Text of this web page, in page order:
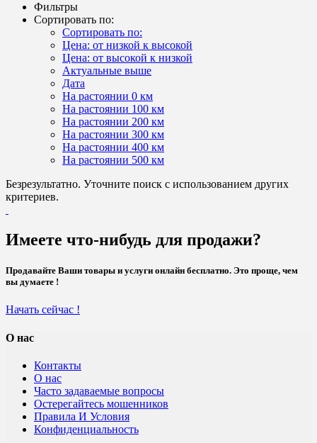
Фильтры
Сортировать по:
Сортировать по:
Цена: от низкой к высокой
Цена: от высокой к низкой
Актуальные выше
Дата
На растоянии 0 км
На растоянии 100 км
На растоянии 200 км
На растоянии 300 км
На растоянии 400 км
На растоянии 500 км
Безрезультатно. Уточните поиск с использованием других
критериев.
Имеете что-нибудь для продажи?
Продавайте Ваши товары и услуги онлайн бесплатно. Это проще, чем
вы думаете !
Начать сейчас !
О нас
Контакты
О нас
Часто задаваемые вопросы
Остерегайтесь мошенников
Правила И Условия
Конфиденциальность